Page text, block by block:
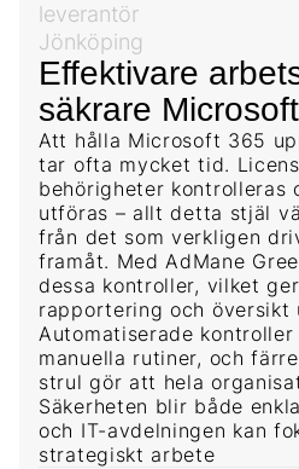
Effektivare
säkrare
Att hålla Microsoft 365
tar ofta mycket tid.
behörigheter kontrolleras
utföras – allt detta stjäl
från det som verkligen
framåt. Med AdMane
dessa kontroller, vilket
rapportering och översikt
Automatiserade
manuella rutiner, och
strul gör att hela
Säkerheten blir både
och IT-avdelningen kan
strategiskt arbete